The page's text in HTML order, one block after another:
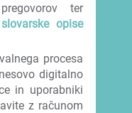
ter
slovarske opise
procesa
digitalno
in uporabniki
z računom